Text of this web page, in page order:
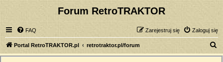
Forum RetroTRAKTOR
FAQ Zaloguj się
Zarejestruj się
Portal RetroTRAKTOR.pl retrotraktor.pl/forum
z